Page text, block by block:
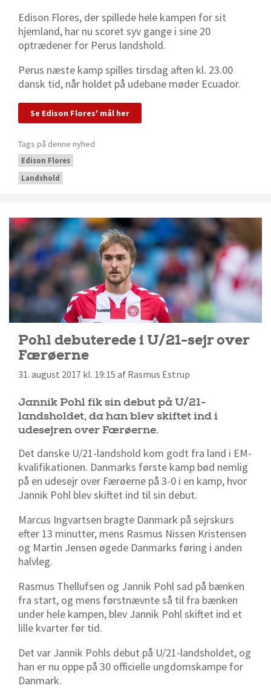
Edison Flores, der spillede hele kampen for sit
hjemland, har nu scoret syv gange i sine 20
optrædener for Perus landshold.
Perus næste kamp spilles tirsdag aften kl. 23.00
dansk tid, når holdet på udebane møder Ecuador.
Se Edison Flores' mål her
Tags på denne nyhed
Edison Flores
Landshold
Pohl debuterede i U/21-sejr over
Færøerne
31. august 2017 kl. 19:15 af Rasmus Estrup
Jannik Pohl fik sin debut på U/21-
landsholdet, da han blev skiftet ind i
udesejren over Færøerne.
Det danske U/21-landshold kom godt fra land i EM-
kvalifikationen. Danmarks første kamp bød nemlig
på en udesejr over Færøerne på 3-0 i en kamp, hvor
Jannik Pohl blev skiftet ind til sin debut.
Marcus Ingvartsen bragte Danmark på sejrskurs
efter 13 minutter, mens Rasmus Nissen Kristensen
og Martin Jensen øgede Danmarks føring i anden
halvleg.
Rasmus Thellufsen og Jannik Pohl sad på bænken
fra start, og mens førstnævnte så til fra bænken
under hele kampen, blev Jannik Pohl skiftet ind et
lille kvarter før tid.
Det var Jannik Pohls debut på U/21-landsholdet, og
han er nu oppe på 30 officielle ungdomskampe for
Danmark.